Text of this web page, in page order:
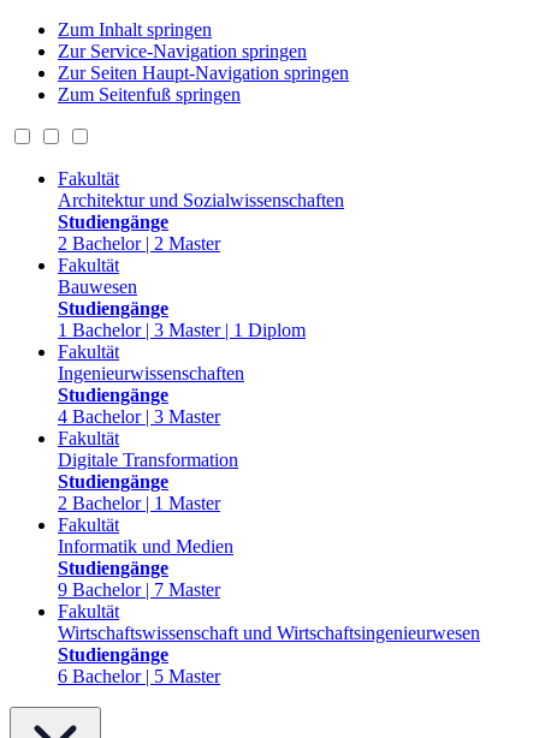
Zum Inhalt springen
Zur Service-Navigation springen
Zur Seiten Haupt-Navigation springen
Zum Seitenfuß springen
Fakultät
Architektur und Sozialwissenschaften
Studiengänge
2 Bachelor | 2 Master
Fakultät
Bauwesen
Studiengänge
1 Bachelor | 3 Master | 1 Diplom
Fakultät
Ingenieurwissenschaften
Studiengänge
4 Bachelor | 3 Master
Fakultät
Digitale Transformation
Studiengänge
2 Bachelor | 1 Master
Fakultät
Informatik und Medien
Studiengänge
9 Bachelor | 7 Master
Fakultät
Wirtschaftswissenschaft und Wirtschaftsingenieurwesen
Studiengänge
6 Bachelor | 5 Master